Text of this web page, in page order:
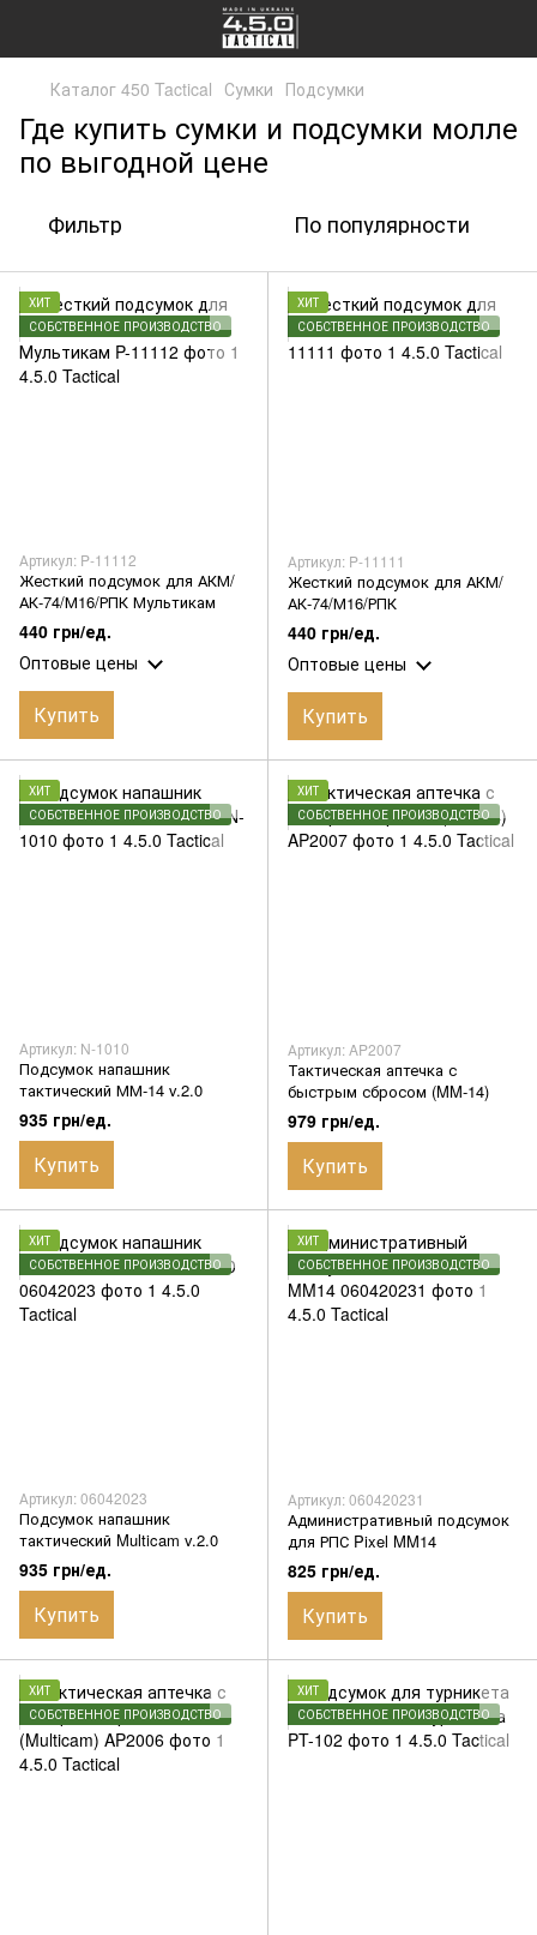
Каталог 450 Tactical Сумки Подсумки
Где купить сумки и подсумки молле
по выгодной цене
Фильтр По популярности
ХИТ
СОБСТВЕННОЕ ПРОИЗВОДСТВО
Артикул: P-11112
Жесткий подсумок для АКМ/
АК-74/М16/РПК Мультикам
440 грн/ед.
Оптовые цены
Купить
ХИТ
СОБСТВЕННОЕ ПРОИЗВОДСТВО
Артикул: P-11111
Жесткий подсумок для АКМ/
АК-74/М16/РПК
440 грн/ед.
Оптовые цены
Купить
ХИТ
СОБСТВЕННОЕ ПРОИЗВОДСТВО
Артикул: N-1010
Подсумок напашник
тактический ММ-14 v.2.0
935 грн/ед.
Купить
ХИТ
СОБСТВЕННОЕ ПРОИЗВОДСТВО
Артикул: AP2007
Тактическая аптечка с
быстрым сбросом (MM-14)
979 грн/ед.
Купить
ХИТ
СОБСТВЕННОЕ ПРОИЗВОДСТВО
Артикул: 06042023
Подсумок напашник
тактический Multicam v.2.0
935 грн/ед.
Купить
ХИТ
СОБСТВЕННОЕ ПРОИЗВОДСТВО
Артикул: 060420231
Административный подсумок
для РПС Pixel MM14
825 грн/ед.
Купить
ХИТ
СОБСТВЕННОЕ ПРОИЗВОДСТВО
ХИТ
СОБСТВЕННОЕ ПРОИЗВОДСТВО